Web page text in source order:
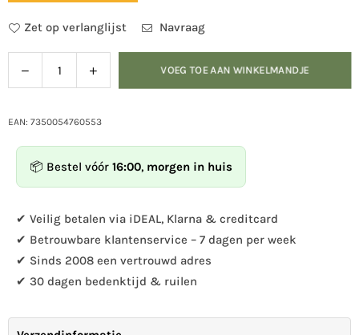
Zet op verlanglijst Navraag
Hoeveelheid
Verlaag
de
voor
Ringmus
Verhoog
de
voor
Ringmus
VOEG TOE AAN WINKELMANDJE
EAN: 7350054760553
📦 Bestel vóór 16:00, morgen in huis
✔ Veilig betalen via iDEAL, Klarna & creditcard
✔ Betrouwbare klantenservice – 7 dagen per week
✔ Sinds 2008 een vertrouwd adres
✔ 30 dagen bedenktijd & ruilen